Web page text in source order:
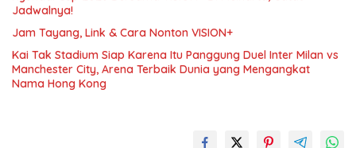
Jadwalnya!
Jam Tayang, Link & Cara Nonton VISION+
Kai Tak Stadium Siap Karena Itu Panggung Duel Inter Milan vs
Manchester City, Arena Terbaik Dunia yang Mengangkat
Nama Hong Kong